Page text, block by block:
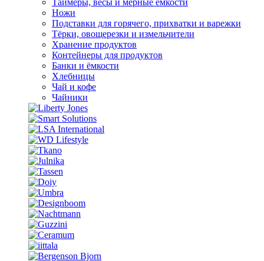
Таймеры, весы и мерные ёмкости
Ножи
Подставки для горячего, прихватки и варежки
Тёрки, овощерезки и измельчители
Хранение продуктов
Контейнеры для продуктов
Банки и ёмкости
Хлебницы
Чай и кофе
Чайники